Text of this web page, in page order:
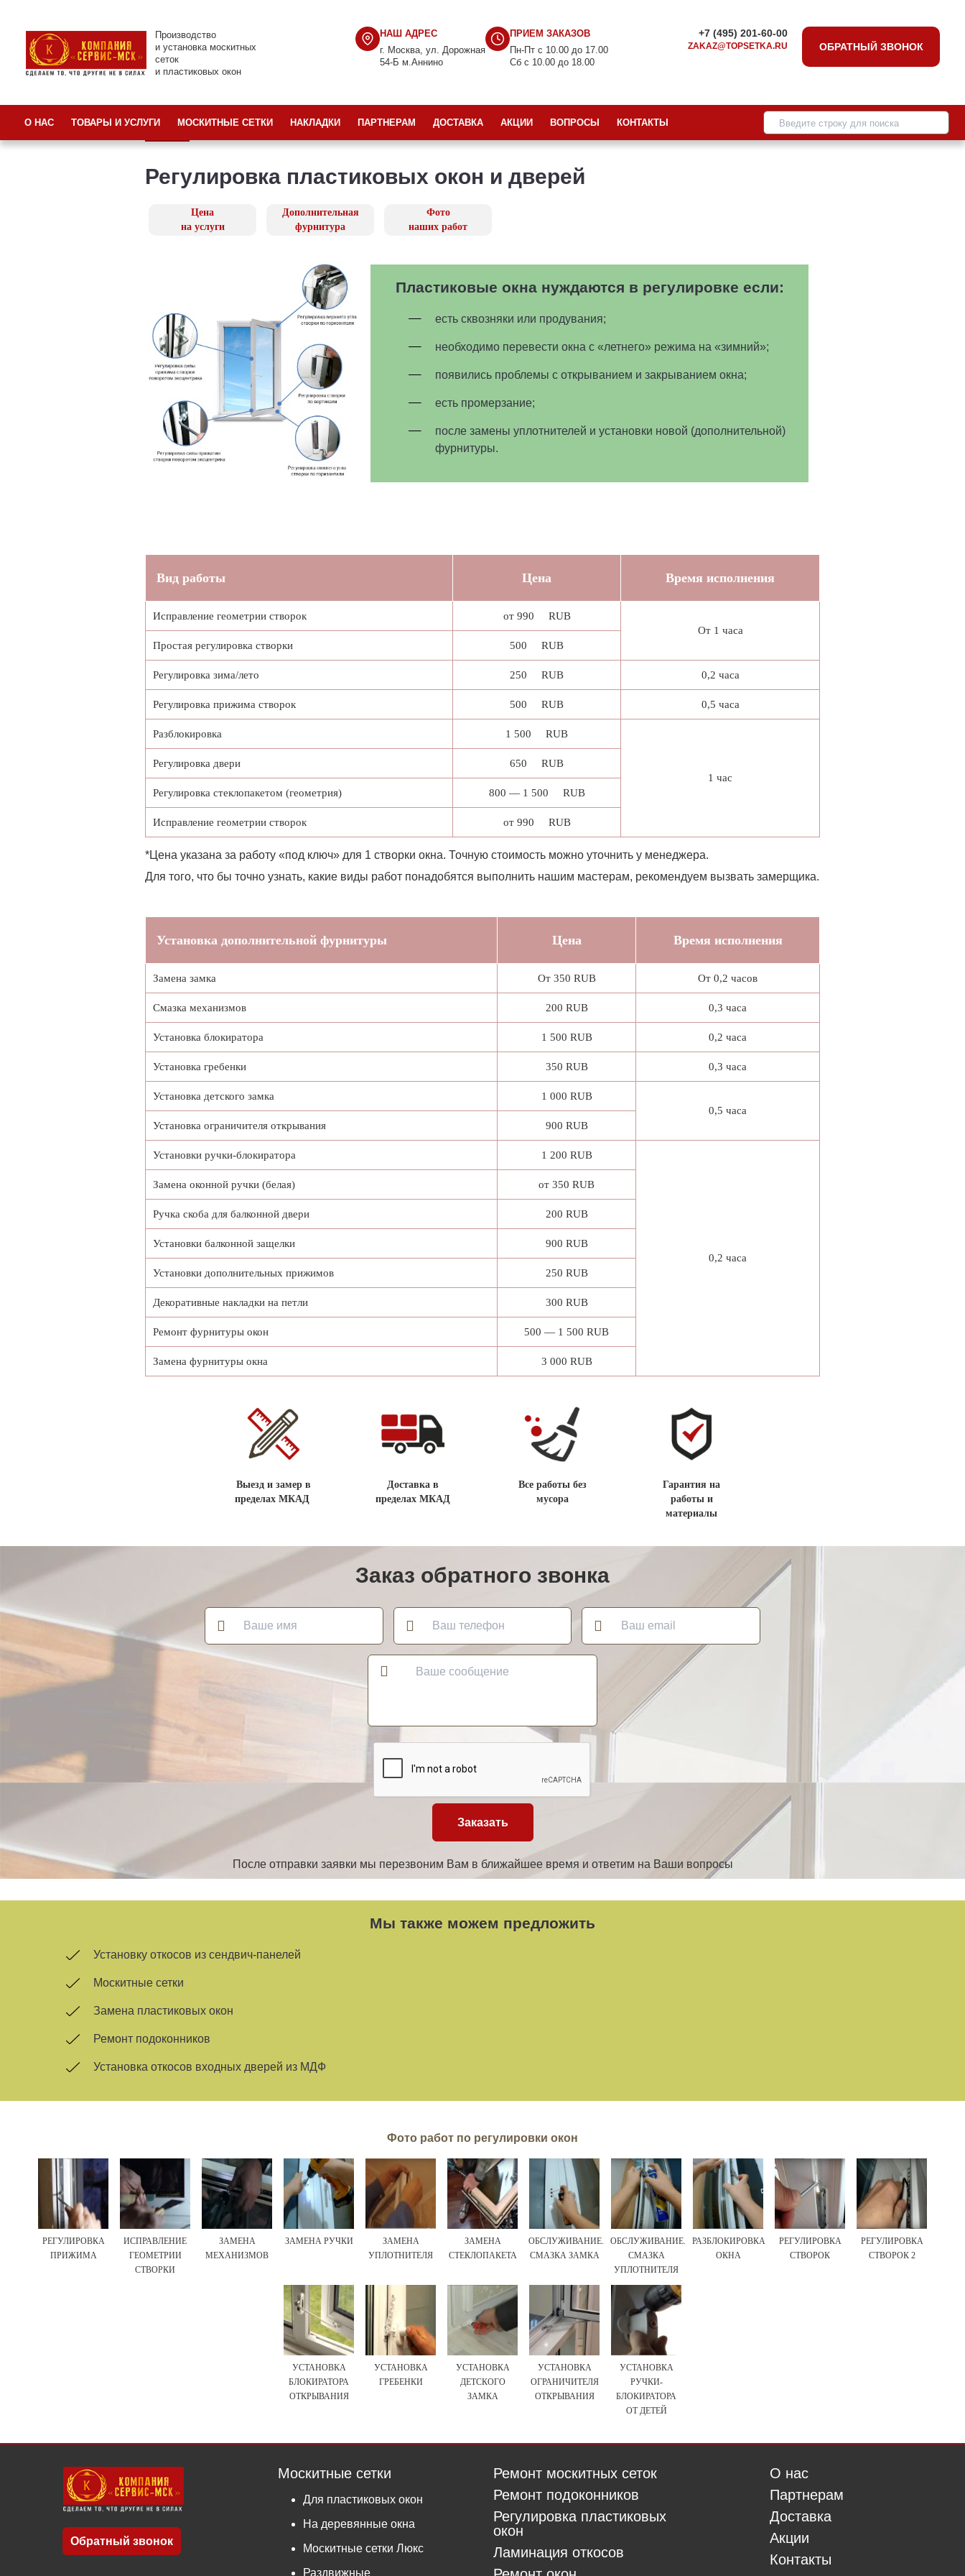
Производство
и установка москитных
сеток
и пластиковых окон
НАШ АДРЕС
г. Москва, ул. Дорожная
54-Б м.Аннино
ПРИЕМ ЗАКАЗОВ
Пн-Пт с 10.00 до 17.00
Cб с 10.00 до 18.00
+7 (495) 201-60-00
ZAKAZ@TOPSETKA.RU ОБРАТНЫЙ ЗВОНОК
О НАС ТОВАРЫ И УСЛУГИ МОСКИТНЫЕ СЕТКИ НАКЛАДКИ ПАРТНЕРАМ ДОСТАВКА АКЦИИ ВОПРОСЫ КОНТАКТЫ
Регулировка пластиковых окон и дверей
Цена
на услуги
Дополнительная
фурнитура
Фото
наших работ
Пластиковые окна нуждаются в регулировке если:
есть сквозняки или продувания;
необходимо перевести окна с «летнего» режима на «зимний»;
появились проблемы с открыванием и закрыванием окна;
есть промерзание;
после замены уплотнителей и установки новой (дополнительной)
фурнитуры.
Вид работы Цена Время исполнения
Исправление геометрии створок
от 990 RUB
От 1 часа
Простая регулировка створки
500 RUB
Регулировка зима/лето 250 RUB 0,2 часа
Регулировка прижима створок 500 RUB 0,5 часа
Разблокировка 1 500 RUB
1 час
Регулировка двери 650 RUB
Регулировка стеклопакетом (геометрия) 800 — 1 500 RUB
Исправление геометрии створок от 990 RUB
*Цена указана за работу «под ключ» для 1 створки окна. Точную стоимость можно уточнить у менеджера.
Для того, что бы точно узнать, какие виды работ понадобятся выполнить нашим мастерам, рекомендуем вызвать замерщика.
Установка дополнительной фурнитуры Цена Время исполнения
Замена замка От 350 RUB От 0,2 часов
Смазка механизмов 200 RUB 0,3 часа
Установка блокиратора 1 500 RUB 0,2 часа
Установка гребенки 350 RUB 0,3 часа
Установка детского замка
1 000 RUB
0,5 часа
Установка ограничителя открывания
900 RUB
Установки ручки-блокиратора 1 200 RUB
0,2 часа
Замена оконной ручки (белая) от 350 RUB
Ручка скоба для балконной двери 200 RUB
Установки балконной защелки 900 RUB
Установки дополнительных прижимов 250 RUB
Декоративные накладки на петли 300 RUB
Ремонт фурнитуры окон 500 — 1 500 RUB
Замена фурнитуры окна 3 000 RUB
Выезд и замер в
пределах МКАД
Доставка в
пределах МКАД
Все работы без
мусора
Гарантия на
работы и
материалы
Заказ обратного звонка
Заказать
После отправки заявки мы перезвоним Вам в ближайшее время и ответим на Ваши вопросы
Мы также можем предложить
Установку откосов из сендвич-панелей
Москитные сетки
Замена пластиковых окон
Ремонт подоконников
Установка откосов входных дверей из МДФ
Фото работ по регулировки окон
РЕГУЛИРОВКА
ПРИЖИМА
ИСПРАВЛЕНИЕ
ГЕОМЕТРИИ
СТВОРКИ
ЗАМЕНА
МЕХАНИЗМОВ
ЗАМЕНА РУЧКИ
ЗАМЕНА
УПЛОТНИТЕЛЯ
ЗАМЕНА
СТЕКЛОПАКЕТА
ОБСЛУЖИВАНИЕ.
СМАЗКА ЗАМКА
ОБСЛУЖИВАНИЕ.
СМАЗКА
УПЛОТНИТЕЛЯ
РАЗБЛОКИРОВКА
ОКНА
РЕГУЛИРОВКА
СТВОРОК
РЕГУЛИРОВКА
СТВОРОК 2
УСТАНОВКА
БЛОКИРАТОРА
ОТКРЫВАНИЯ
УСТАНОВКА
ГРЕБЕНКИ
УСТАНОВКА
ДЕТСКОГО
ЗАМКА
УСТАНОВКА
ОГРАНИЧИТЕЛЯ
ОТКРЫВАНИЯ
УСТАНОВКА
РУЧКИ-
БЛОКИРАТОРА
ОТ ДЕТЕЙ
Обратный звонок
Москитные сетки
Для пластиковых окон
На деревянные окна
Москитные сетки Люкс
Раздвижные
Ремонт москитных сеток
Ремонт подоконников
Регулировка пластиковых
окон
Ламинация откосов
О нас
Партнерам
Доставка
Акции
Контакты